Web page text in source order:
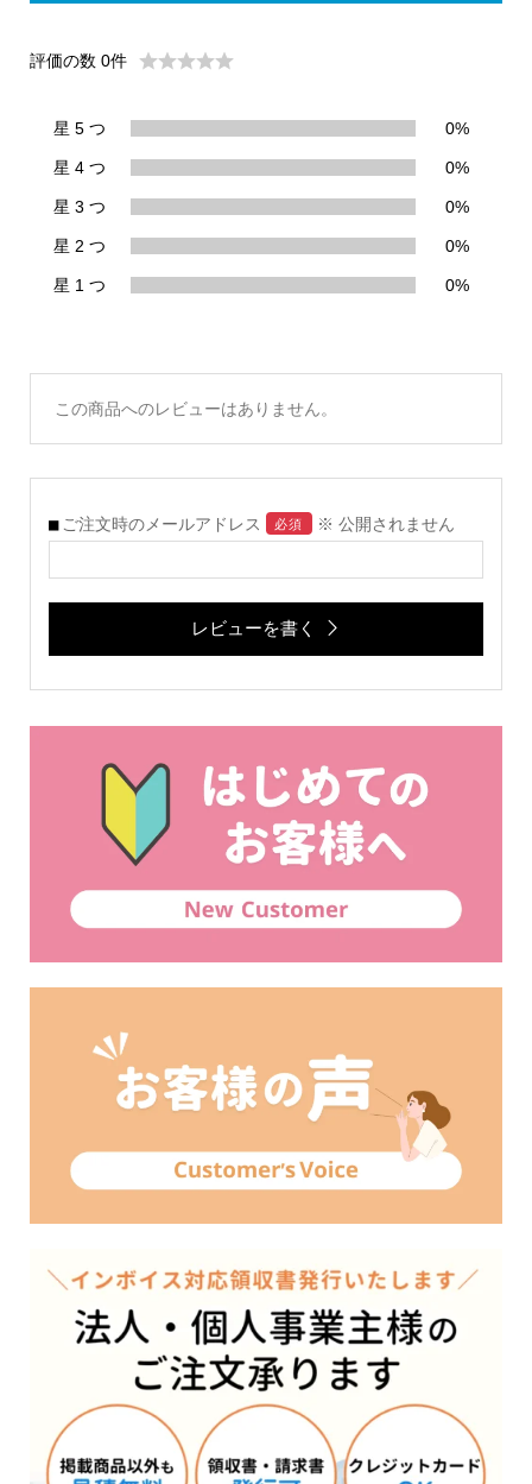
評価の数 0件
星 5 つ 0%
星 4 つ 0%
星 3 つ 0%
星 2 つ 0%
星 1 つ 0%
この商品へのレビューはありません。
ご注文時のメールアドレス 必須 ※ 公開されません
レビューを書く